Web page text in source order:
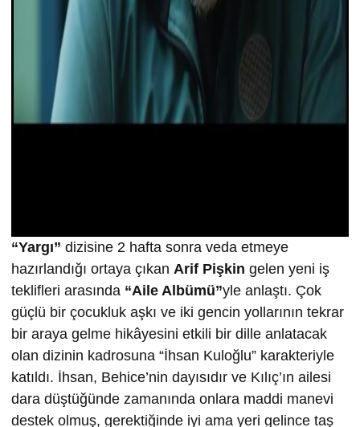
“Yargı” dizisine 2 hafta sonra veda etmeye
hazırlandığı ortaya çıkan Arif Pişkin gelen yeni iş
teklifleri arasında “Aile Albümü”yle anlaştı. Çok
güçlü bir çocukluk aşkı ve iki gencin yollarının tekrar
bir araya gelme hikâyesini etkili bir dille anlatacak
olan dizinin kadrosuna “İhsan Kuloğlu” karakteriyle
katıldı. İhsan, Behice’nin dayısıdır ve Kılıç’ın ailesi
dara düştüğünde zamanında onlara maddi manevi
destek olmuş, gerektiğinde iyi ama yeri gelince taş